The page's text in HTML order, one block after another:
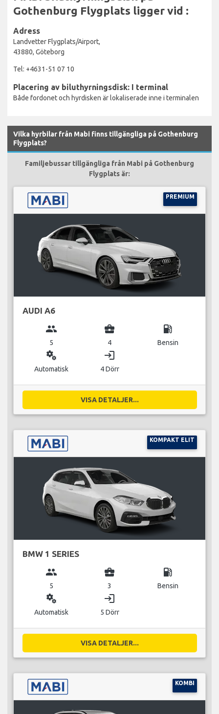
Gothenburg Flygplats ligger vid :
Adress
Landvetter Flygplats/Airport,
43880, Göteborg
Tel: +4631-51 07 10
Placering av biluthyrningsdisk: I terminal
Både fordonet och hyrdisken är lokaliserade inne i terminalen
Vilka hyrbilar från Mabi finns tillgängliga på Gothenburg
Flygplats?
Familjebussar tillgängliga från Mabi på Gothenburg
Flygplats är:
PREMIUM
AUDI A6
group
5
business_center
4
local_gas_station
Bensin
miscellaneous_services
Automatisk
login
4 Dörr
VISA DETALJER...
KOMPAKT ELIT
BMW 1 SERIES
group
5
business_center
3
local_gas_station
Bensin
miscellaneous_services
Automatisk
login
5 Dörr
VISA DETALJER...
KOMBI